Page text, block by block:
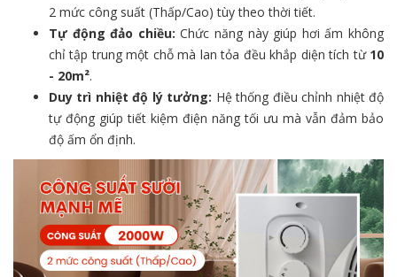
2 mức công suất (Thấp/Cao) tùy theo thời tiết.
Tự động đảo chiều: Chức năng này giúp hơi ấm không
chỉ tập trung một chỗ mà lan tỏa đều khắp diện tích từ 10
- 20m².
Duy trì nhiệt độ lý tưởng: Hệ thống điều chỉnh nhiệt độ
tự động giúp tiết kiệm điện năng tối ưu mà vẫn đảm bảo
độ ấm ổn định.